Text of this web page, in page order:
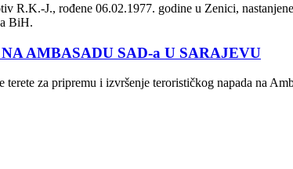
R.K.-J., rođene 06.02.1977. godine u Zenici,
BiH.
AMBASADU SAD-a U SARAJEVU
za pripremu i izvršenje terorističkog napada na